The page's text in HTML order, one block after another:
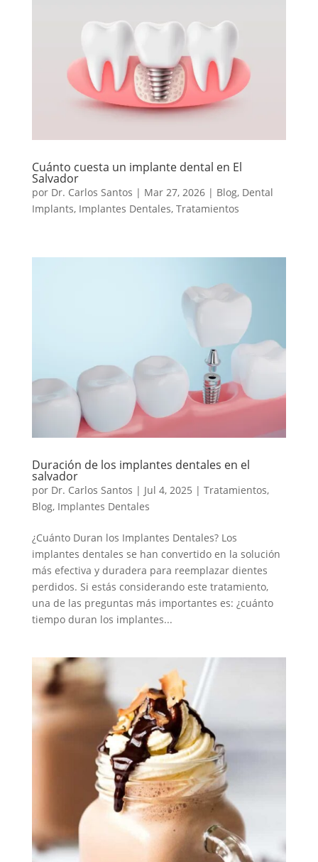
Cuánto cuesta un implante dental en El
Salvador
por Dr. Carlos Santos | Mar 27, 2026| Blog, Dental
Implants, Implantes Dentales, Tratamientos
Duración de los implantes dentales en el
salvador
por Dr. Carlos Santos | Jul 4, 2025 | Tratamientos,
Blog, Implantes Dentales
¿Cuánto Duran los Implantes Dentales? Los
implantes dentales se han convertido en la solución
más efectiva y duradera para reemplazar dientes
perdidos. Si estás considerando este tratamiento,
una de las preguntas más importantes es: ¿cuánto
tiempo duran los implantes...